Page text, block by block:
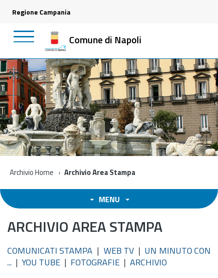
Regione Campania
Comune di Napoli
Archivio Home Archivio Area Stampa
MENU
ARCHIVIO AREA STAMPA
COMUNICATI STAMPA | WEB TV | UN MINUTO CON
... | YOU TUBE | FOTOGRAFIE | ARCHIVIO